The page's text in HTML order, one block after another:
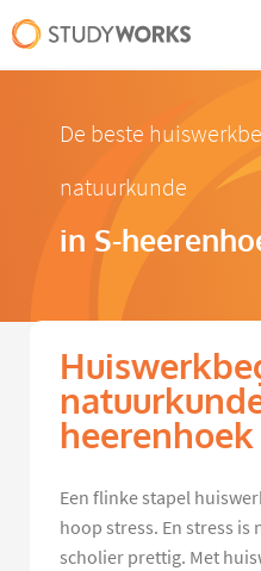
De beste
natuurkunde
in S-
heerenhoek
Een flinke stapel
hoop stress. En stress
scholier prettig. Met